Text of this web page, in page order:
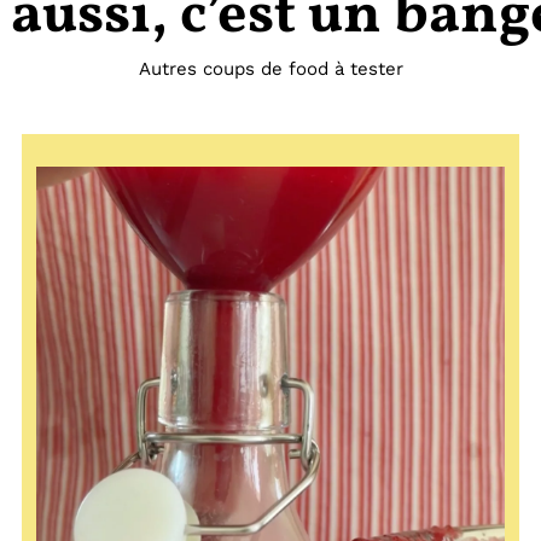
aussi, c’est un
Autres coups de food à tester